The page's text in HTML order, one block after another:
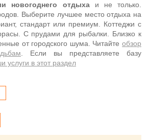
новогоднего отдыха и не только.
Выберите лучшее место отдыха на
стандарт или премиум. Коттеджи с
С прудами для рыбалки. Близко к
от городского шума. Читайте обзор
. Если вы представляете базу
услуги в этот раздел